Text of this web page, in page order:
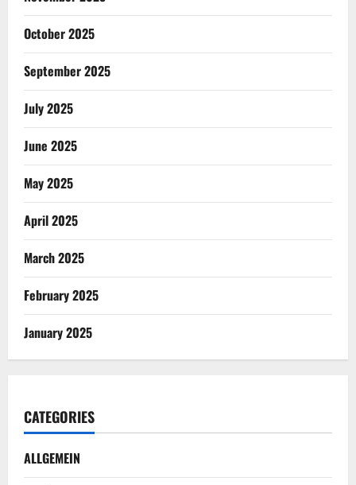
October 2025
September 2025
July 2025
June 2025
May 2025
April 2025
March 2025
February 2025
January 2025
CATEGORIES
ALLGEMEIN